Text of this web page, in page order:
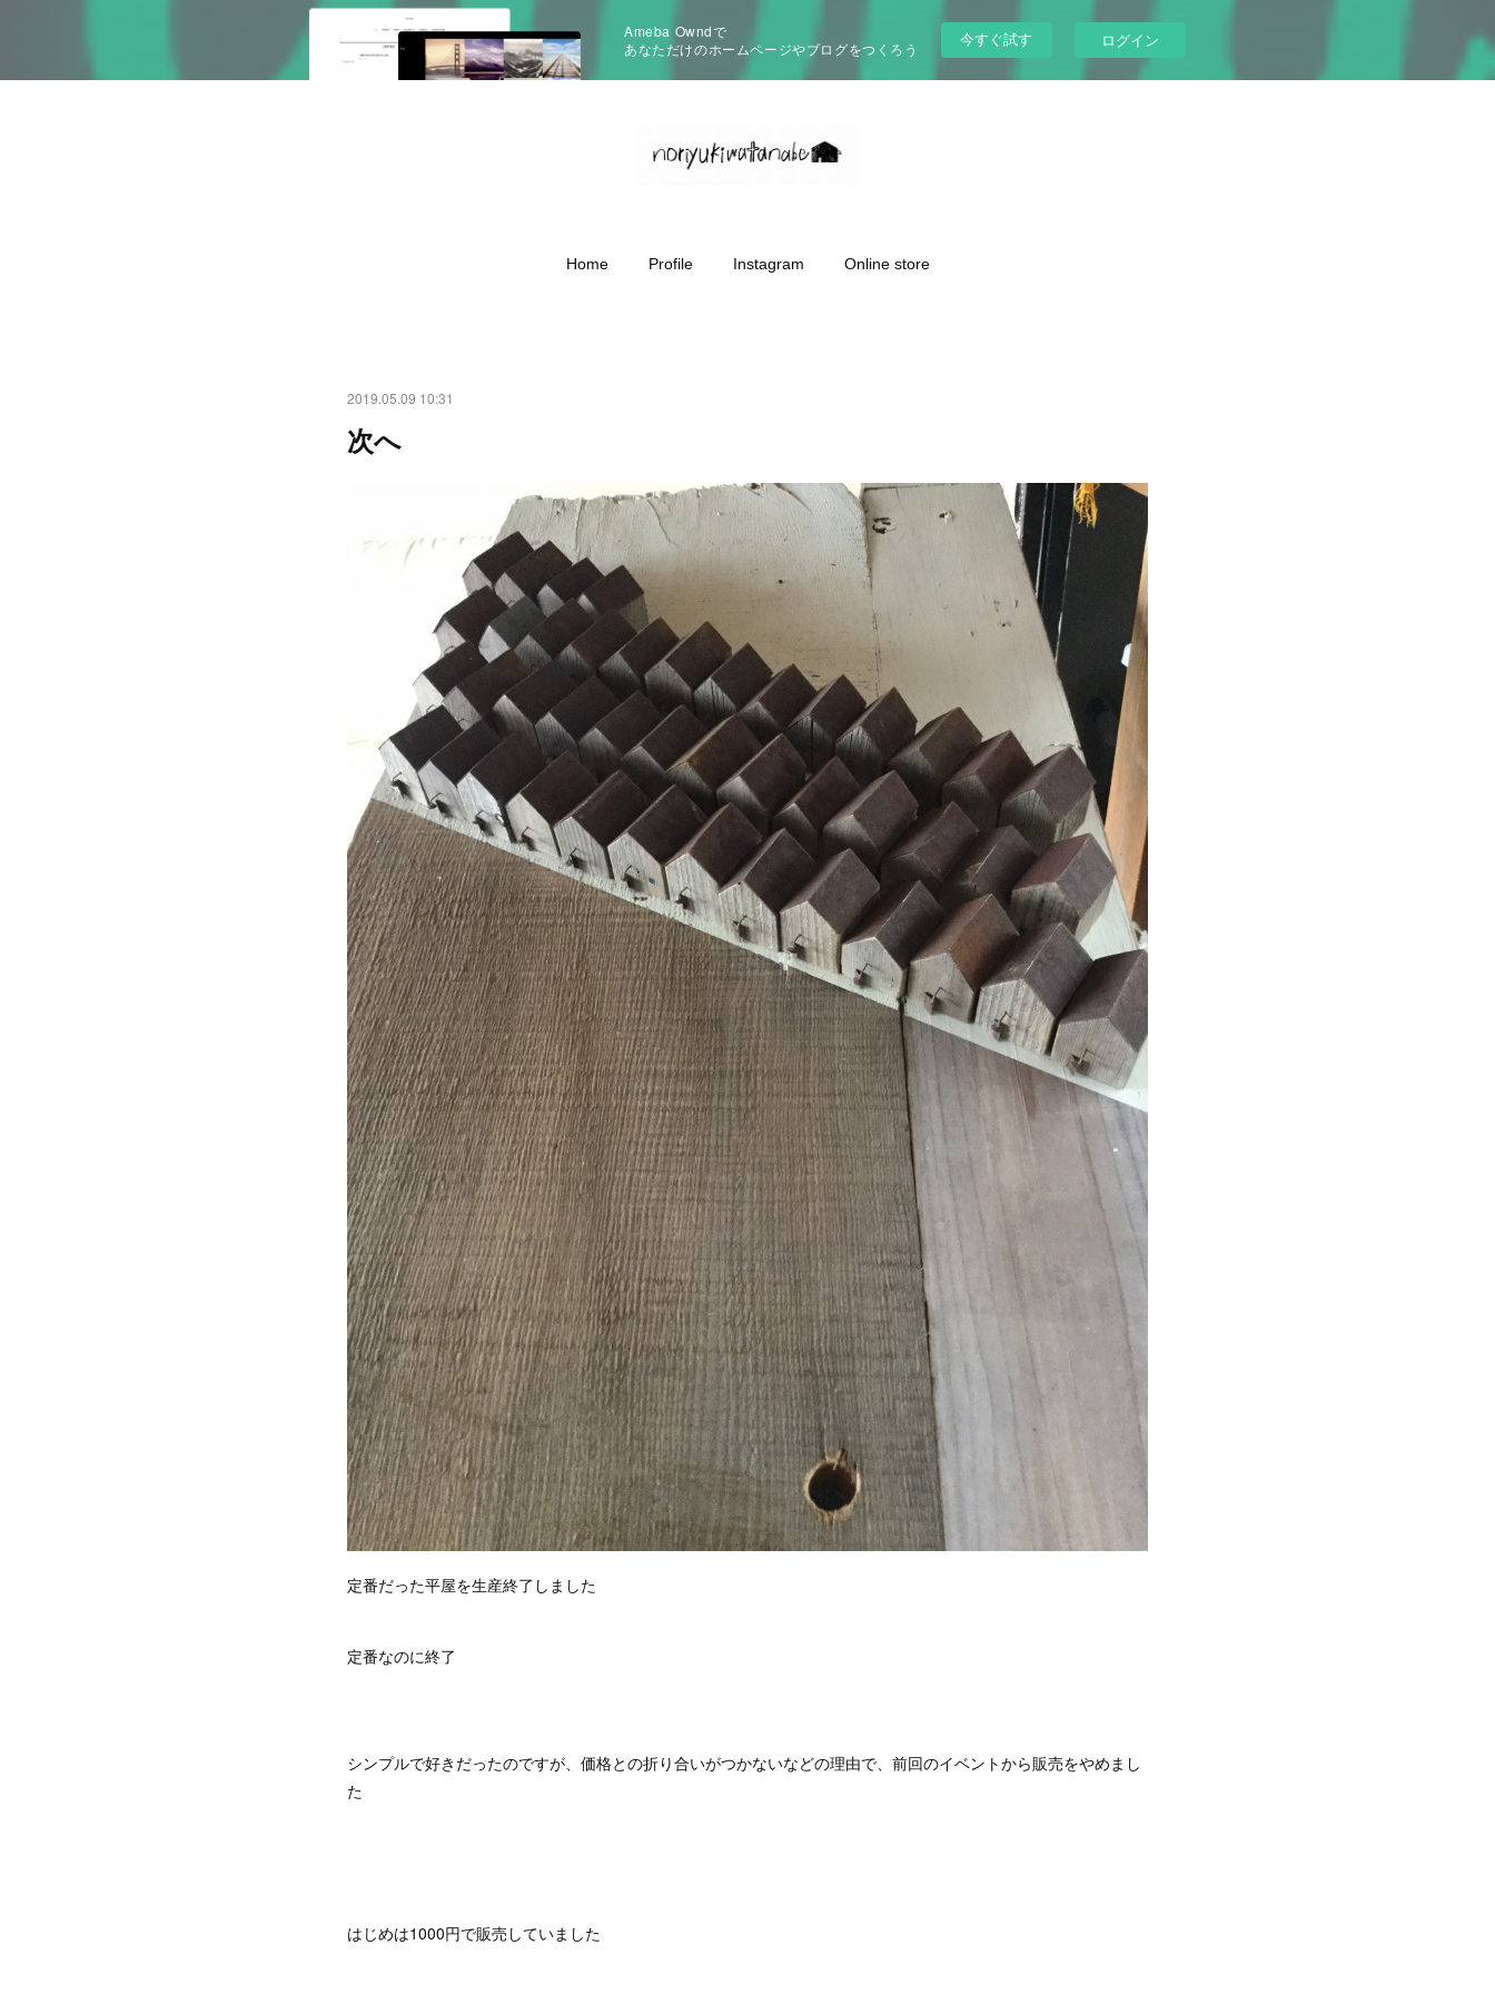
Ameba Owndで
あなただけのホームページやブログをつくろう
今すぐ試す ログイン
Home Profile Instagram Online store
2019.05.09 10:31
次へ
定番だった平屋を生産終了しました
定番なのに終了
シンプルで好きだったのですが、価格との折り合いがつかないなどの理由で、前回のイベントから販売をやめまし
た
はじめは1000円で販売していました